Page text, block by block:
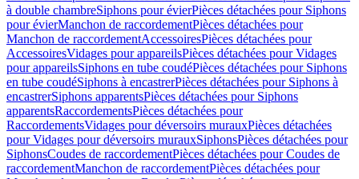
à double chambreSiphons pour évierPièces détachées pour Siphons
pour évierManchon de raccordementPièces détachées pour
Manchon de raccordementAccessoiresPièces détachées pour
AccessoiresVidages pour appareilsPièces détachées pour Vidages
pour appareilsSiphons en tube coudéPièces détachées pour Siphons
en tube coudéSiphons à encastrerPièces détachées pour Siphons à
encastrerSiphons apparentsPièces détachées pour Siphons
apparentsRaccordementsPièces détachées pour
RaccordementsVidages pour déversoirs murauxPièces détachées
pour Vidages pour déversoirs murauxSiphonsPièces détachées pour
SiphonsCoudes de raccordementPièces détachées pour Coudes de
raccordementManchon de raccordementPièces détachées pour